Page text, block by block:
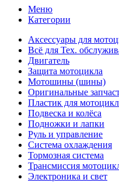
Меню
Категории
Аксессуары для
Всё для Тех.
Двигатель
Защита мотоцикла
Мотошины (шины)
Оригинальные
Пластик для
Подвеска и колёса
Подножки и лапки
Руль и управление
Система охлаждения
Тормозная система
Трансмиссия
Электроника и свет